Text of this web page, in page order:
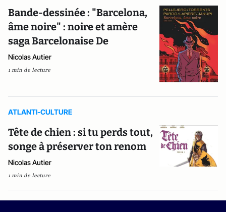
Bande-dessinée : "Barcelona,
âme noire" : noire et amère
saga Barcelonaise De
Nicolas Autier
1 min de lecture
ATLANTI-CULTURE
Tête de chien : si tu perds tout,
songe à préserver ton renom
Nicolas Autier
1 min de lecture